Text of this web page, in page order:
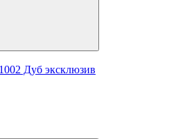
Дуб эксклюзив